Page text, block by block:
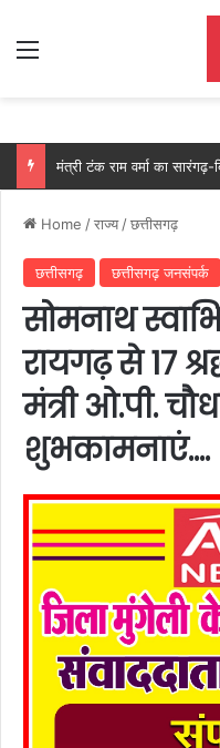
Menu
Home /राज्य /छत्तीसगढ़
छत्तीसगढ़ छत्तीसगढ़ जनसंपर्क
सोमनाथ
रायगढ़ से 17
मंत्री ओ.पी.
शुभकामनाएं….